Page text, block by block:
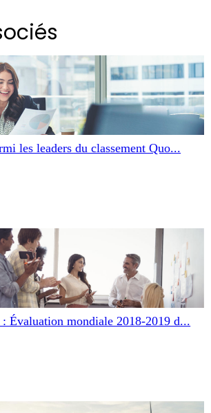
les leaders du classement Quo...
Évaluation mondiale 2018-2019 d...